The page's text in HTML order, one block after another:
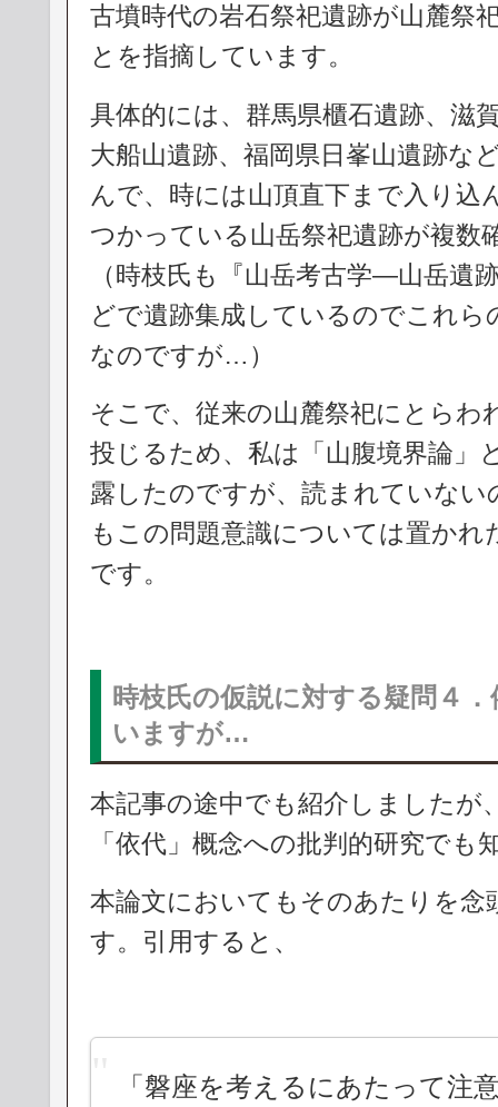
古墳時代の岩石祭祀遺跡が山麓祭
とを指摘しています。
具体的には、群馬県櫃石遺跡、滋
大船山遺跡、福岡県日峯山遺跡な
んで、時には山頂直下まで入り込
つかっている山岳祭祀遺跡が複数
（時枝氏も『山岳考古学―山岳遺
どで遺跡集成しているのでこれ
なのですが…）
そこで、従来の山麓祭祀にとらわ
投じるため、私は「山腹境界論」
露したのですが、読まれていない
もこの問題意識については置か
です。
時枝氏の仮説に対する疑問４
いますが…
本記事の途中でも紹介しましたが
「依代」概念への批判的研究でも
本論文においてもそのあたりを念
す。引用すると、
「磐座を考えるにあたって注